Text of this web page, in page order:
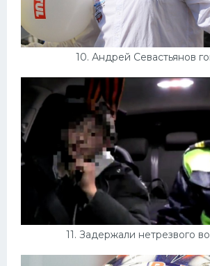
10. Андрей Севастьянов
11. Задержали нетрезвого